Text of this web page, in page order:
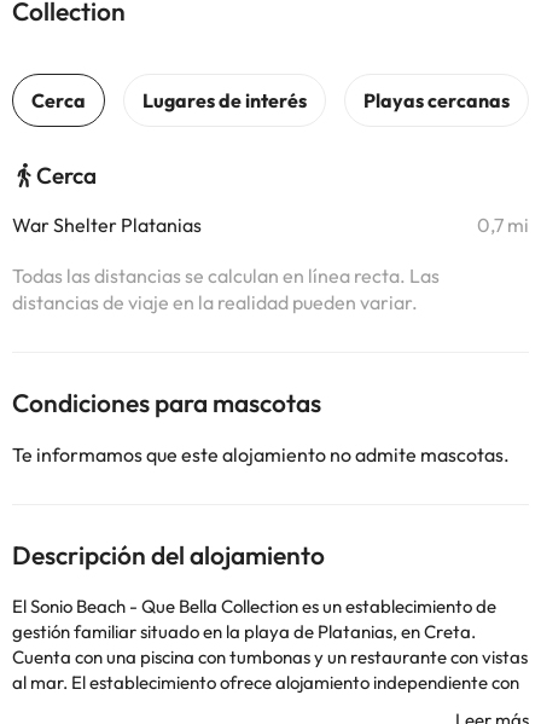
Collection
Cerca
War Shelter Platanias 0,7 mi
Todas las distancias se calculan en línea recta. Las
distancias de viaje en la realidad pueden variar.
Condiciones para mascotas
Te informamos que este alojamiento no admite mascotas.
Descripción del alojamiento
El Sonio Beach - Que Bella Collection es un establecimiento de
gestión familiar situado en la playa de Platanias, en Creta.
Cuenta con una piscina con tumbonas y un restaurante con vistas
al mar. El establecimiento ofrece alojamiento independiente con
balcón privado o patio en medio de un jardín exuberante. Los